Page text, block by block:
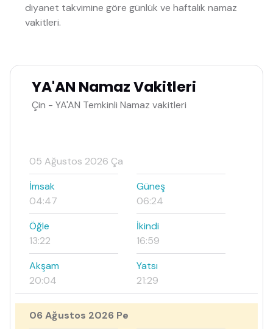
diyanet takvimine göre günlük ve haftalık namaz
vakitleri.
YA'AN Namaz Vakitleri
Çin - YA'AN Temkinli Namaz vakitleri
05 Ağustos 2026 Ça
İmsak
04:47
Güneş
06:24
Öğle
13:22
İkindi
16:59
Akşam
20:04
Yatsı
21:29
06 Ağustos 2026 Pe